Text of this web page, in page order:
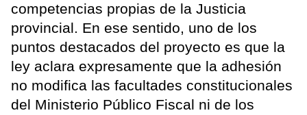
competencias propias de la Justicia
provincial. En ese sentido, uno de los
puntos destacados del proyecto es que la
ley aclara expresamente que la adhesión
no modifica las facultades constitucionales
del Ministerio Público Fiscal ni de los